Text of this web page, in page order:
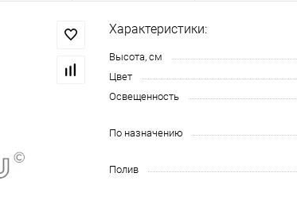
Характеристики:
Высота, см
Цвет
Освещенность
По назначению
Полив